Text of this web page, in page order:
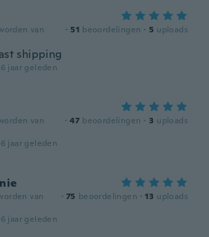
van
· 51 beoordelingen · 5 uploads
shipping
jaar geleden
van
· 47 beoordelingen · 3 uploads
jaar geleden
van
· 75 beoordelingen · 13 uploads
jaar geleden